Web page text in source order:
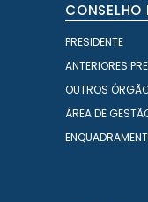
PRESIDENTE
ANTERIORES
OUTROS
ÁREA DE